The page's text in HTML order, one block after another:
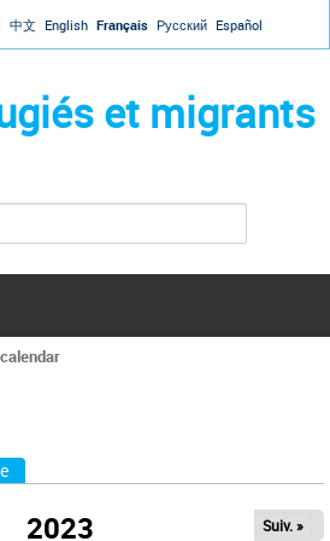
to navigation
中文 English Français Русский Español
et migrants
2023 Suiv. »